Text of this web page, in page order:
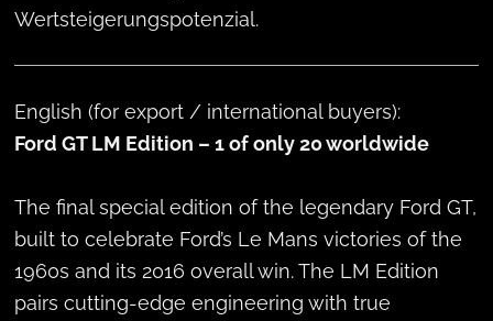
Wertsteigerungspotenzial.
English (for export / international buyers):
Ford GT LM Edition – 1 of only 20 worldwide
The final special edition of the legendary Ford GT,
built to celebrate Ford’s Le Mans victories of the
1960s and its 2016 overall win. The LM Edition
pairs cutting-edge engineering with true